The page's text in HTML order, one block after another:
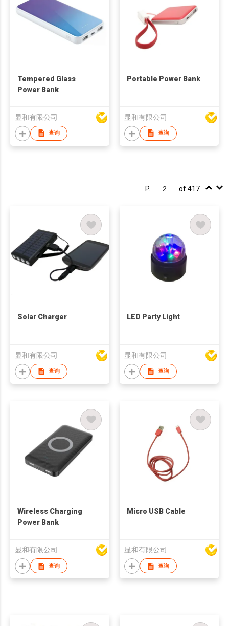
Tempered Glass
Power Bank
显和有限公司
查询
Portable Power Bank
显和有限公司
查询
P. of 417
Solar Charger
显和有限公司
查询
LED Party Light
显和有限公司
查询
Wireless Charging
Power Bank
显和有限公司
查询
Micro USB Cable
显和有限公司
查询